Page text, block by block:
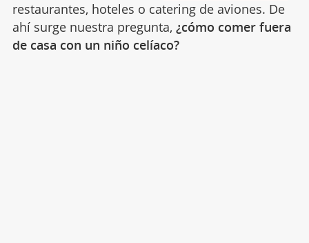
restaurantes, hoteles o catering de aviones. De
ahí surge nuestra pregunta, ¿cómo comer fuera
de casa con un niño celíaco?